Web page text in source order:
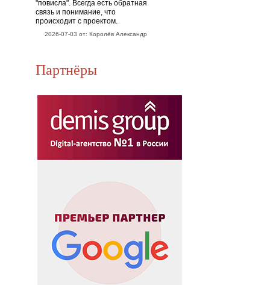
"повисла". Всегда есть обратная
связь и понимание, что
происходит с проектом.
2026-07-03 от: Королёв Александр
Партнёры